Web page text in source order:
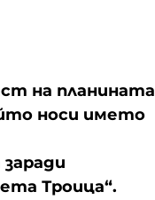
на планината
носи името
Троица“.